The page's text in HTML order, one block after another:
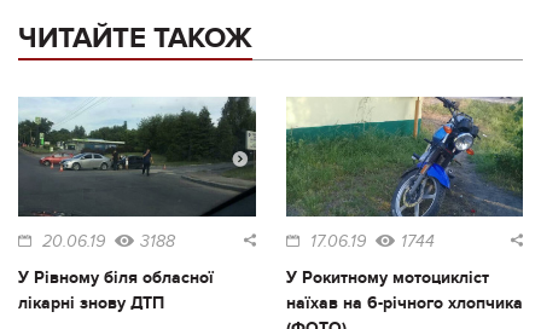
ЧИТАЙТЕ ТАКОЖ
20.06.19 3188
У Рівному біля обласної
лікарні знову ДТП
17.06.19 1744
У Рокитному мотоцикліст
наїхав на 6-річного хлопчика